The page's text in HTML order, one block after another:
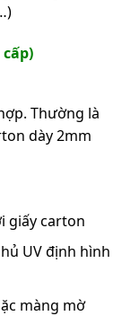
Thường là
dày 2mm
giấy carton
UV định hình
màng mờ